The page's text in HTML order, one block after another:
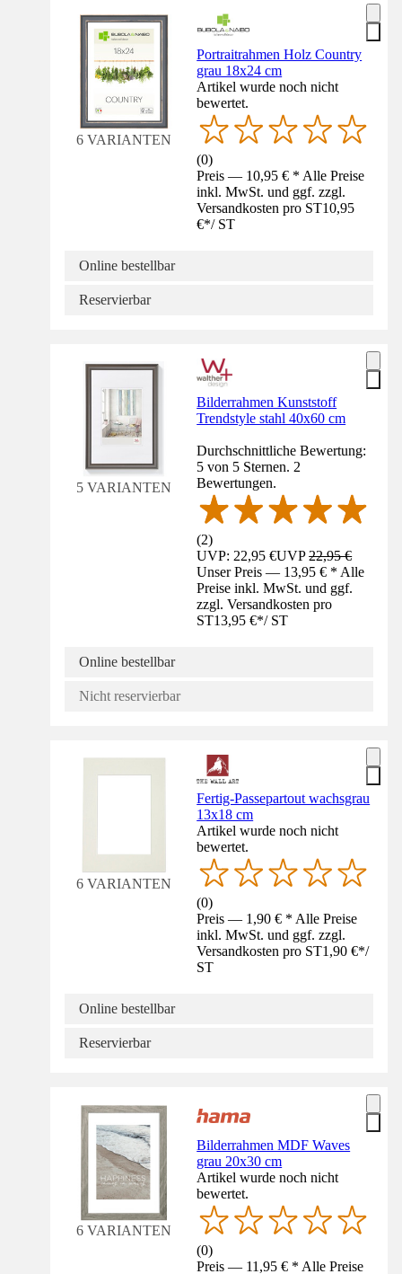
6 VARIANTEN
Portraitrahmen Holz Country
grau 18x24 cm
Artikel wurde noch nicht
bewertet.
(0)
Preis — 10,95 € * Alle Preise
inkl. MwSt. und ggf. zzgl.
Versandkosten pro ST10,95
€*/ ST
Online bestellbar
Reservierbar
5 VARIANTEN
Bilderrahmen Kunststoff
Trendstyle stahl 40x60 cm
Durchschnittliche Bewertung:
5 von 5 Sternen. 2
Bewertungen.
(2)
UVP: 22,95 €UVP22,95 €
Unser Preis — 13,95 € * Alle
Preise inkl. MwSt. und ggf.
zzgl. Versandkosten pro
ST13,95 €*/ ST
Online bestellbar
Nicht reservierbar
6 VARIANTEN
Fertig-Passepartout wachsgrau
13x18 cm
Artikel wurde noch nicht
bewertet.
(0)
Preis — 1,90 € * Alle Preise
inkl. MwSt. und ggf. zzgl.
Versandkosten pro ST1,90 €*/
ST
Online bestellbar
Reservierbar
6 VARIANTEN
Bilderrahmen MDF Waves
grau 20x30 cm
Artikel wurde noch nicht
bewertet.
(0)
Preis — 11,95 € * Alle Preise